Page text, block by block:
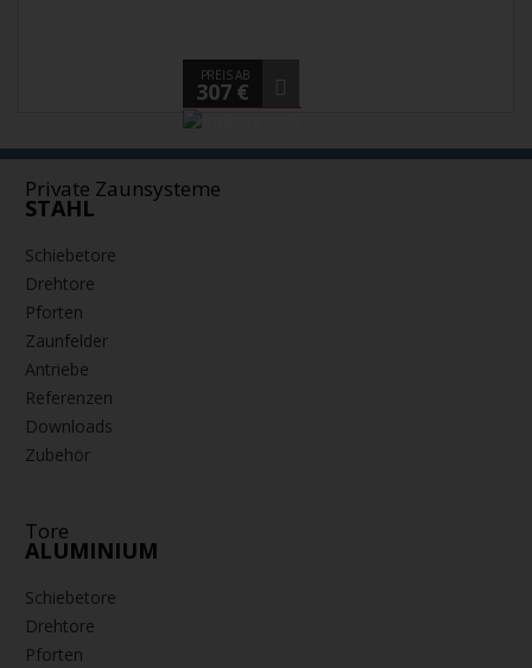
PREIS AB
307 €
Private Zaunsysteme
STAHL
Schiebetore
Drehtore
Pforten
Zaunfelder
Antriebe
Referenzen
Downloads
Zubehör
Tore
ALUMINIUM
Schiebetore
Drehtore
Pforten